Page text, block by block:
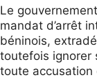
Le
mandat d’arrêt
béninois,
toutefois ignorer
toute accusation